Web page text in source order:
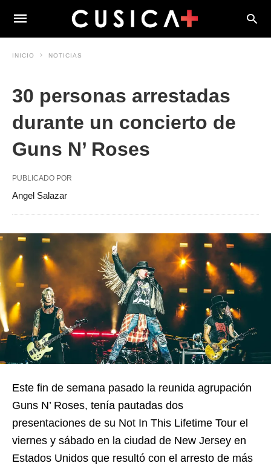
INICIO NOTICIAS
30 personas arrestadas
durante un concierto de
Guns N’ Roses
PUBLICADO POR
Angel Salazar
Este fin de semana pasado la reunida agrupación
Guns N’ Roses, tenía pautadas dos
presentaciones de su Not In This Lifetime Tour el
viernes y sábado en la ciudad de New Jersey en
Estados Unidos que resultó con el arresto de más